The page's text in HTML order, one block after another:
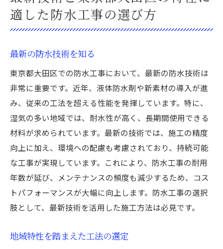
適した防水工事の選び方
最新の防水技術を知る
東京都大田区での防水工事において、最新の防水技術は
非常に重要です。近年、液体防水剤や新素材の導入が進
み、従来の工法を超える性能を発揮しています。特に、
湿気の多い地域では、耐水性が高く、長期間使用できる
材料が求められています。最新の技術では、施工の精度
向上に加え、環境への配慮も考慮されており、持続可能
な工事が実現しています。これにより、防水工事の耐用
年数が延び、メンテナンスの頻度も減少するため、コス
トパフォーマンスが大幅に向上します。防水工事の選択
肢として、最新技術を活用した施工方法は必見です。
地域特性を踏まえた工法の選定